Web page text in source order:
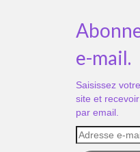
e-mail.
Saisissez
site et
par email.
Adresse
e-